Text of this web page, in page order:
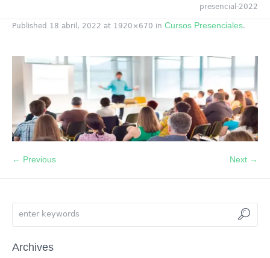
presencial-2022
Published 18 abril, 2022 at 1920×670 in Cursos Presenciales.
← Previous Next →
Archives